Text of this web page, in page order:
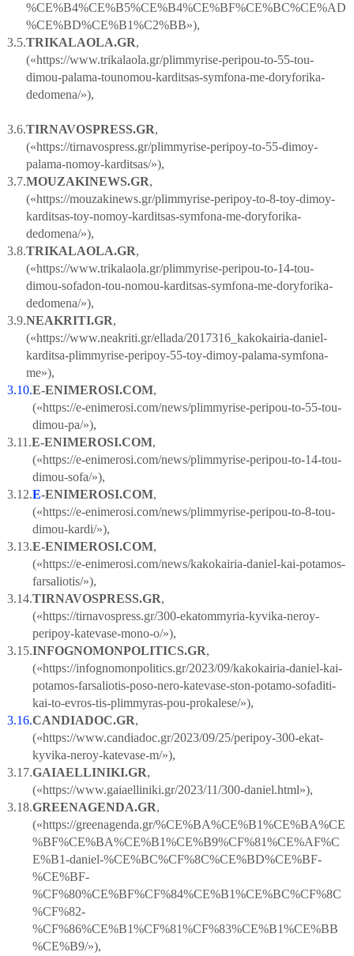
%CE%B4%CE%B5%CE%B4%CE%BF%CE%BC%CE%AD
%CE%BD%CE%B1%C2%BB»),
3.5.TRIKALAOLA.GR,
(«https://www.trikalaola.gr/plimmyrise-peripou-to-55-tou-
dimou-palama-tounomou-karditsas-symfona-me-doryforika-
dedomena/»),
3.6.TIRNAVOSPRESS.GR,
(«https://tirnavospress.gr/plimmyrise-peripoy-to-55-dimoy-
palama-nomoy-karditsas/»),
3.7.MOUZAKINEWS.GR,
(«https://mouzakinews.gr/plimmyrise-peripoy-to-8-toy-dimoy-
karditsas-toy-nomoy-karditsas-symfona-me-doryforika-
dedomena/»),
3.8.TRIKALAOLA.GR,
(«https://www.trikalaola.gr/plimmyrise-peripou-to-14-tou-
dimou-sofadon-tou-nomou-karditsas-symfona-me-doryforika-
dedomena/»),
3.9.NEAKRITI.GR,
(«https://www.neakriti.gr/ellada/2017316_kakokairia-daniel-
karditsa-plimmyrise-peripoy-55-toy-dimoy-palama-symfona-
me»),
3.10.E-ENIMEROSI.COM,
(«https://e-enimerosi.com/news/plimmyrise-peripou-to-55-tou-
dimou-pa/»),
3.11.E-ENIMEROSI.COM,
(«https://e-enimerosi.com/news/plimmyrise-peripou-to-14-tou-
dimou-sofa/»),
3.12.E-ENIMEROSI.COM,
(«https://e-enimerosi.com/news/plimmyrise-peripou-to-8-tou-
dimou-kardi/»),
3.13.E-ENIMEROSI.COM,
(«https://e-enimerosi.com/news/kakokairia-daniel-kai-potamos-
farsaliotis/»),
3.14.TIRNAVOSPRESS.GR,
(«https://tirnavospress.gr/300-ekatommyria-kyvika-neroy-
peripoy-katevase-mono-o/»),
3.15.INFOGNOMONPOLITICS.GR,
(«https://infognomonpolitics.gr/2023/09/kakokairia-daniel-kai-
potamos-farsaliotis-poso-nero-katevase-ston-potamo-sofaditi-
kai-to-evros-tis-plimmyras-pou-prokalese/»),
3.16.CANDIADOC.GR,
(«https://www.candiadoc.gr/2023/09/25/peripoy-300-ekat-
kyvika-neroy-katevase-m/»),
3.17.GAIAELLINIKI.GR,
(«https://www.gaiaelliniki.gr/2023/11/300-daniel.html»),
3.18.GREENAGENDA.GR,
(«https://greenagenda.gr/%CE%BA%CE%B1%CE%BA%CE
%BF%CE%BA%CE%B1%CE%B9%CF%81%CE%AF%C
E%B1-daniel-%CE%BC%CF%8C%CE%BD%CE%BF-
%CE%BF-
%CF%80%CE%BF%CF%84%CE%B1%CE%BC%CF%8C
%CF%82-
%CF%86%CE%B1%CF%81%CF%83%CE%B1%CE%BB
%CE%B9/»),